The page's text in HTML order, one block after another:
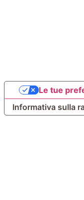
Informativa sulla
Le tue